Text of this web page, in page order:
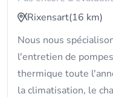
Rixensart(16 km)
Nous nous
l'entretien de
thermique toute
la climatisation, le